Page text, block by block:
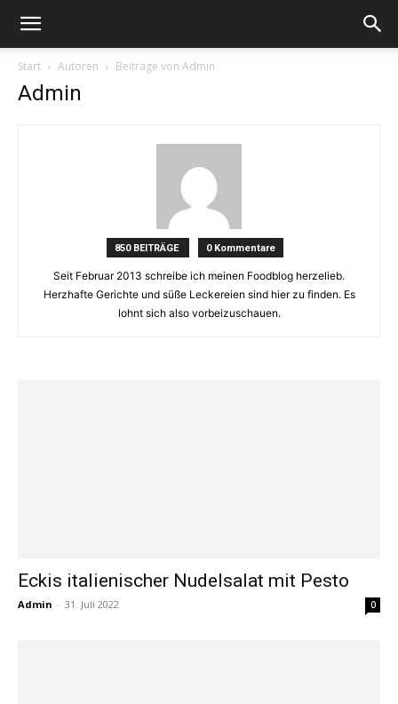
Start Autoren Beiträge von Admin
Admin
850 BEITRÄGE 0 Kommentare
Seit Februar 2013 schreibe ich meinen Foodblog herzelieb.
Herzhafte Gerichte und süße Leckereien sind hier zu finden. Es
lohnt sich also vorbeizuschauen.
Eckis italienischer Nudelsalat mit Pesto
Admin - 31. Juli 2022 0